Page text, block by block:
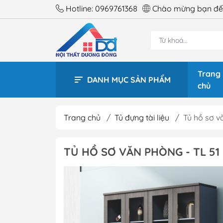
Hotline: 0969761368 Chào mừng bạn
DANH MỤC SẢN PHẨM
Trang
chủ
BÀN
BÀN
Trang chủ / Tủ đựng tài liệu / Tủ hồ sơ
TỦ HỒ SƠ VĂN PHÒNG - TL 51